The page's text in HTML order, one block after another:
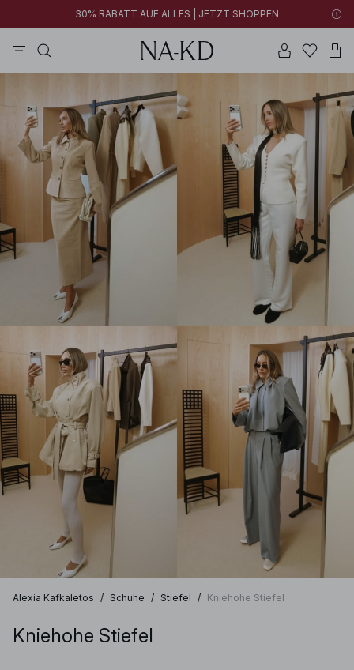
30% RABATT AUF ALLES | JETZT SHOPPEN
Alexia Kafkaletos / Schuhe / Stiefel / Kniehohe Stiefel
Kniehohe Stiefel